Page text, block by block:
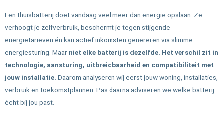
Een thuisbatterij doet vandaag veel meer dan energie opslaan. Ze
verhoogt je zelfverbruik, beschermt je tegen stijgende
energietarieven én kan actief inkomsten genereren via slimme
energiesturing. Maar niet elke batterij is dezelfde. Het verschil zit in
technologie, aansturing, uitbreidbaarheid en compatibiliteit met
jouw installatie. Daarom analyseren wij eerst jouw woning, installaties,
verbruik en toekomstplannen. Pas daarna adviseren we welke batterij
écht bij jou past.